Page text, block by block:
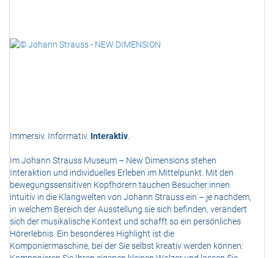
Immersiv. Informativ. Interaktiv.
Im Johann Strauss Museum – New Dimensions stehen
Interaktion und individuelles Erleben im Mittelpunkt. Mit den
bewegungssensitiven Kopfhörern tauchen Besucher:innen
intuitiv in die Klangwelten von Johann Strauss ein – je nachdem,
in welchem Bereich der Ausstellung sie sich befinden, verändert
sich der musikalische Kontext und schafft so ein persönliches
Hörerlebnis. Ein besonderes Highlight ist die
Komponiermaschine, bei der Sie selbst kreativ werden können: